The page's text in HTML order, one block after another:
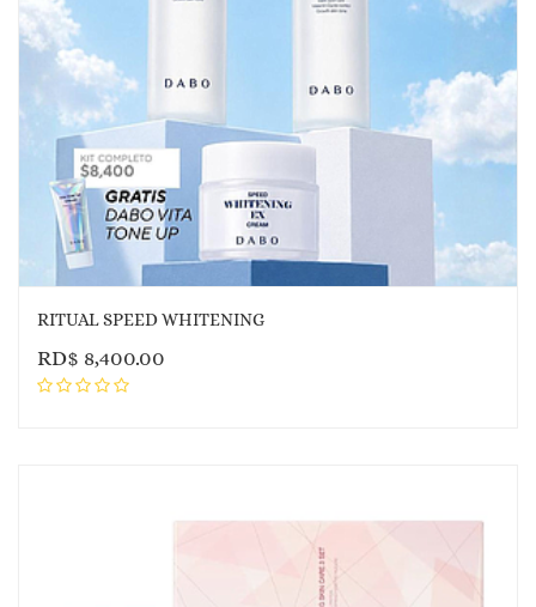
RITUAL SPEED WHITENING
RD$ 8,400.00